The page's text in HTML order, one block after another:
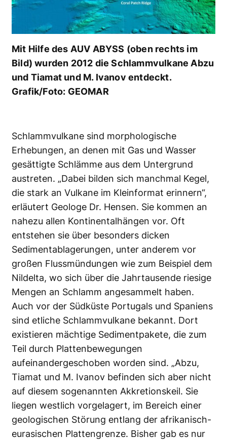
Mit Hilfe des AUV ABYSS (oben rechts im
Bild) wurden 2012 die Schlammvulkane Abzu
und Tiamat und M. Ivanov entdeckt.
Grafik/Foto: GEOMAR
Schlammvulkane sind morphologische
Erhebungen, an denen mit Gas und Wasser
gesättigte Schlämme aus dem Untergrund
austreten. „Dabei bilden sich manchmal Kegel,
die stark an Vulkane im Kleinformat erinnern“,
erläutert Geologe Dr. Hensen. Sie kommen an
nahezu allen Kontinentalhängen vor. Oft
entstehen sie über besonders dicken
Sedimentablagerungen, unter anderem vor
großen Flussmündungen wie zum Beispiel dem
Nildelta, wo sich über die Jahrtausende riesige
Mengen an Schlamm angesammelt haben.
Auch vor der Südküste Portugals und Spaniens
sind etliche Schlammvulkane bekannt. Dort
existieren mächtige Sedimentpakete, die zum
Teil durch Plattenbewegungen
aufeinandergeschoben worden sind. „Abzu,
Tiamat und M. Ivanov befinden sich aber nicht
auf diesem sogenannten Akkretionskeil. Sie
liegen westlich vorgelagert, im Bereich einer
geologischen Störung entlang der afrikanisch-
eurasischen Plattengrenze. Bisher gab es nur